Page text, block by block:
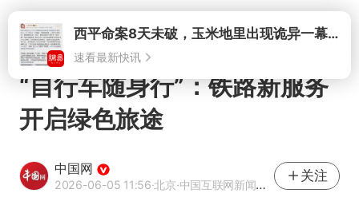
打开西平命案8天未破，玉米地里出现诡异一幕，我突然想起了欧金中
速看最新快讯
“自行车随身行”：铁路新服务
开启绿色旅途
中国网
2026-06-05 11:56·北京·中国互联网新闻中心（中国网）官方网易号
关注